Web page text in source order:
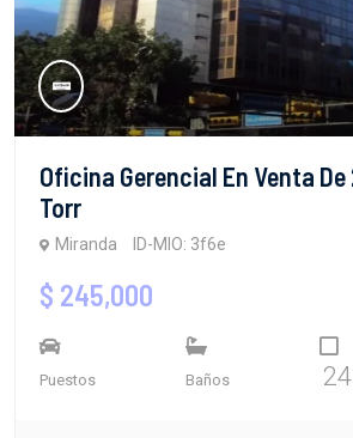
Oficina Gerencial En Venta De
Torr
Miranda ID-MIO: 3f6e
$ 245,000
Puestos Baños